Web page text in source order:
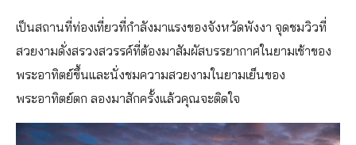
เป็นสถานที่ท่องเที่ยวที่กำลังมาแรงของจังหวัดพังงา จุดชมวิวที่
สวยงามดั่งสรวงสวรรค์ที่ต้องมาสัมผัสบรรยากาศในยามเช้าของ
พระอาทิตย์ขึ้นและนั่งชมความสวยงามในยามเย็นของ
พระอาทิตย์ตก ลองมาสักครั้งแล้วคุณจะติดใจ